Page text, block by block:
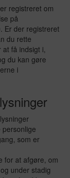
registreret om
på
Er der registreret
du rette
at få indsigt i,
du kan gøre
i
som er
for at afgøre, om
under stadig
side-navigation,
cookies.
på websitet.
besøgende
om
til den
analyser.
på tværs af